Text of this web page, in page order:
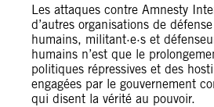
Les attaques contre Amnesty
d’autres organisations de
humains, militant·e·s et
humains n’est que le
politiques répressives et des
engagées par le gouvernement
qui disent la vérité au pouvoir.